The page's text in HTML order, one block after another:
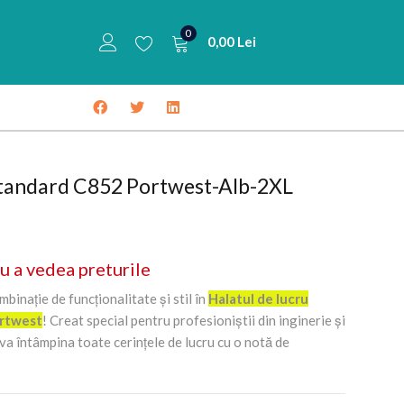
0
0,00 Lei
C852 Portwest-Alb-2XL
a vedea preturile
de funcționalitate și stil în Halatul de lucru
! Creat special pentru profesioniștii din inginerie și
întâmpina toate cerințele de lucru cu o notă de